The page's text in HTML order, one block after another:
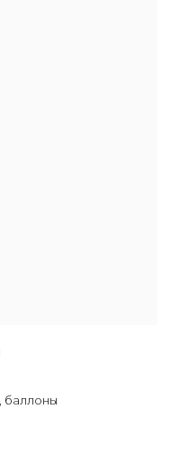
баллоны